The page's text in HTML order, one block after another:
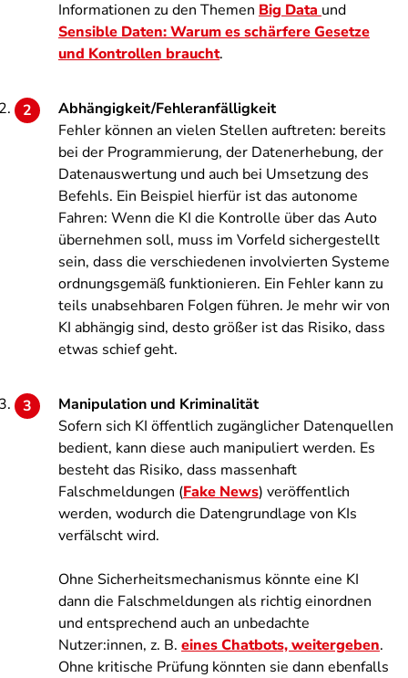
Informationen zu den Themen Big Data und
Sensible Daten: Warum es schärfere Gesetze
und Kontrollen braucht.
Abhängigkeit/Fehleranfälligkeit
Fehler können an vielen Stellen auftreten: bereits
bei der Programmierung, der Datenerhebung, der
Datenauswertung und auch bei Umsetzung des
Befehls. Ein Beispiel hierfür ist das autonome
Fahren: Wenn die KI die Kontrolle über das Auto
übernehmen soll, muss im Vorfeld sichergestellt
sein, dass die verschiedenen involvierten Systeme
ordnungsgemäß funktionieren. Ein Fehler kann zu
teils unabsehbaren Folgen führen. Je mehr wir von
KI abhängig sind, desto größer ist das Risiko, dass
etwas schief geht.
Manipulation und Kriminalität
Sofern sich KI öffentlich zugänglicher Datenquellen
bedient, kann diese auch manipuliert werden. Es
besteht das Risiko, dass massenhaft
Falschmeldungen (Fake News) veröffentlich
werden, wodurch die Datengrundlage von KIs
verfälscht wird.
Ohne Sicherheitsmechanismus könnte eine KI
dann die Falschmeldungen als richtig einordnen
und entsprechend auch an unbedachte
Nutzer:innen, z. B. eines Chatbots, weitergeben.
Ohne kritische Prüfung könnten sie dann ebenfalls